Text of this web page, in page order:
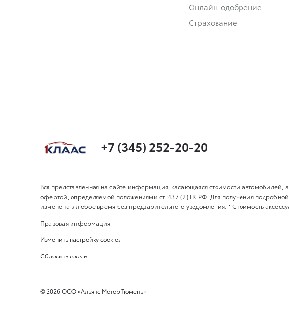
Онлайн-одобрение
Страхование
+7 (345) 252-20-20
Вся представленная на сайте информация, касающаяся стоимости
офертой, определяемой положениями ст. 437 (2) ГК РФ. Для получения
изменена в любое время без предварительного уведомления. * Стоимость
Правовая информация
Изменить настройку cookies
Сбросить cookie
©2026ООО «Альянс Мотор Тюмень»